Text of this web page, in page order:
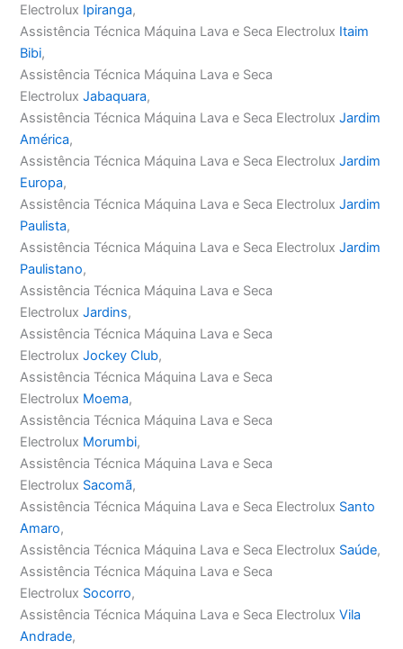
Electrolux Ipiranga,
Assistência Técnica Máquina Lava e Seca Electrolux Itaim
Bibi,
Assistência Técnica Máquina Lava e Seca
ElectroluxJabaquara,
Assistência Técnica Máquina Lava e Seca ElectroluxJardim
América,
Assistência Técnica Máquina Lava e Seca ElectroluxJardim
Europa,
Assistência Técnica Máquina Lava e Seca ElectroluxJardim
Paulista,
Assistência Técnica Máquina Lava e Seca ElectroluxJardim
Paulistano,
Assistência Técnica Máquina Lava e Seca
ElectroluxJardins,
Assistência Técnica Máquina Lava e Seca
ElectroluxJockey Club,
Assistência Técnica Máquina Lava e Seca
Electrolux Moema,
Assistência Técnica Máquina Lava e Seca
Electrolux Morumbi,
Assistência Técnica Máquina Lava e Seca
Electrolux Sacomã,
Assistência Técnica Máquina Lava e Seca Electrolux Santo
Amaro,
Assistência Técnica Máquina Lava e Seca Electrolux Saúde,
Assistência Técnica Máquina Lava e Seca
Electrolux Socorro,
Assistência Técnica Máquina Lava e Seca ElectroluxVila
Andrade,